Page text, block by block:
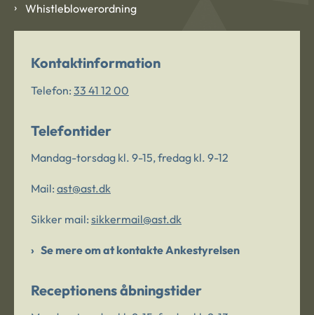
Whistleblowerordning
Kontaktinformation
Telefon: 33 41 12 00
Telefontider
Mandag-torsdag kl. 9-15, fredag kl. 9-12
Mail: ast@ast.dk
Sikker mail: sikkermail@ast.dk
Se mere om at kontakte Ankestyrelsen
Receptionens åbningstider